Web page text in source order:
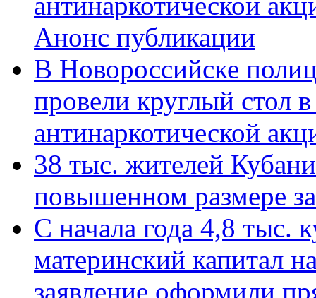
Анонс публикации
В Новороссийске
провели круглый стол
антинаркотической
38 тыс. жителей
повышенном размере
С начала года 4,8 тыс.
материнский капитал
заявление оформили